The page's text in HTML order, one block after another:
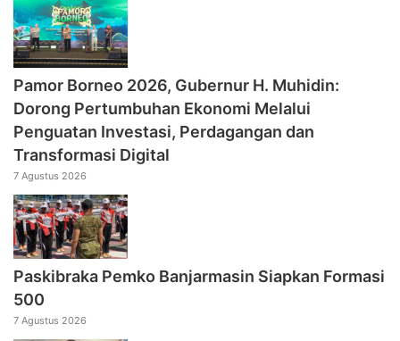
Pamor Borneo 2026, Gubernur H. Muhidin:
Dorong Pertumbuhan Ekonomi Melalui
Penguatan Investasi, Perdagangan dan
Transformasi Digital
7 Agustus 2026
Paskibraka Pemko Banjarmasin Siapkan Formasi
500
7 Agustus 2026